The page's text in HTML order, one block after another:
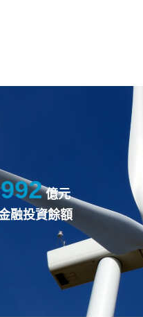
億元
融投資餘額